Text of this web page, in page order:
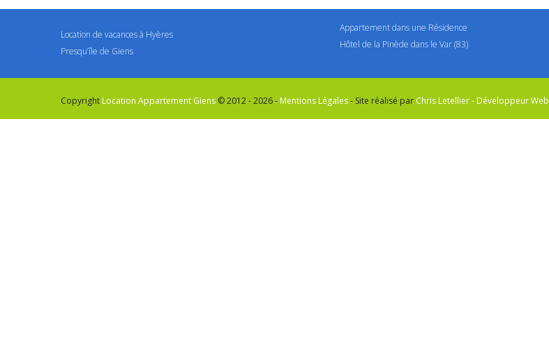
Location de vacances à Hyères
Presqu’île de Giens
Appartement dans une Résidence
Hôtel de la Pinède dans le Var (83)
Copyright Location Appartement Giens © 2012 - 2026 - Mentions Légales- Site réalisé par Chris Letellier - Développeur Web